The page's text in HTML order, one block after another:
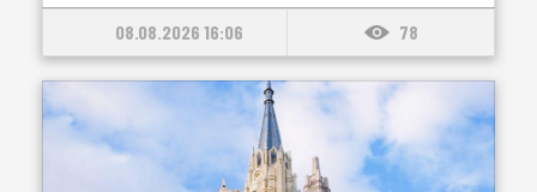
08.08.2026 16:06 78